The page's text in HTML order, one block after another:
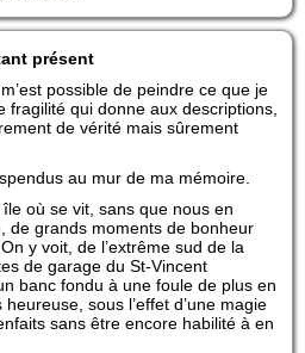
présent
possible de peindre ce que je
fragilité qui donne aux descriptions,
de vérité mais sûrement
au mur de ma mémoire.
où se vit, sans que nous en
de grands moments de bonheur
y voit, de l’extrême sud de la
de garage du St-Vincent
banc fondu à une foule de plus en
sous l’effet d’une magie
sans être encore habilité à en